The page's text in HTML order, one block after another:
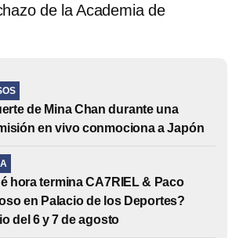
de la Academia de
de Mina Chan durante una
en vivo conmociona a Japón
hora termina CA7RIEL & Paco
en Palacio de los Deportes?
del 6 y 7 de agosto